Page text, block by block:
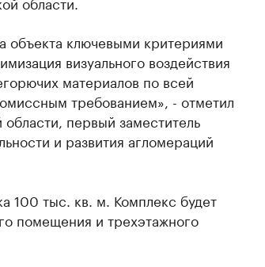
объекта ключевыми критериями
визуального воздействия
материалов по всей
требованием», - отметил
первый заместитель
и развития агломераций
100 тыс. кв. м. Комплекс будет
помещения и трехэтажного